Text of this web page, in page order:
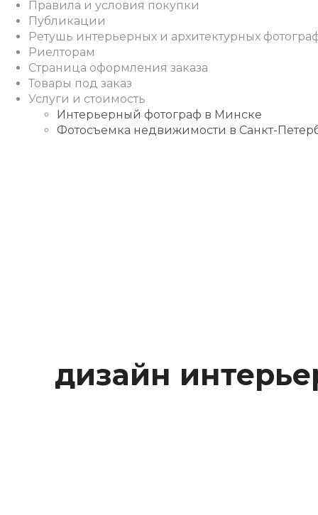
Правила и условия покупки
Публикации
Ретушь интерьерных и архитектурных
Риелторам
Страница оформления заказа
Товары под заказ
Услуги и стоимость
Интерьерный фотограф в Минске
Фотосъемка недвижимости в Санкт-
дизайн